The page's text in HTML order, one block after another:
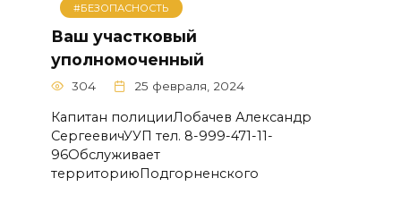
#БЕЗОПАСНОСТЬ
Ваш участковый
уполномоченный
304 25 февраля, 2024
Капитан полицииЛобачев Александр
СергеевичУУП тел. 8-999-471-11-
96Обслуживает
территориюПодгорненского